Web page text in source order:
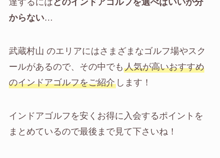
からない…
武蔵村山 のエリアにはさまざまなゴルフ場やスク
ールがあるので、その中でも 人気が高いおすすめ
のインドアゴルフをご紹介します！
インドアゴルフを安くお得に入会するポイントを
まとめているので最後まで見て下さいね！